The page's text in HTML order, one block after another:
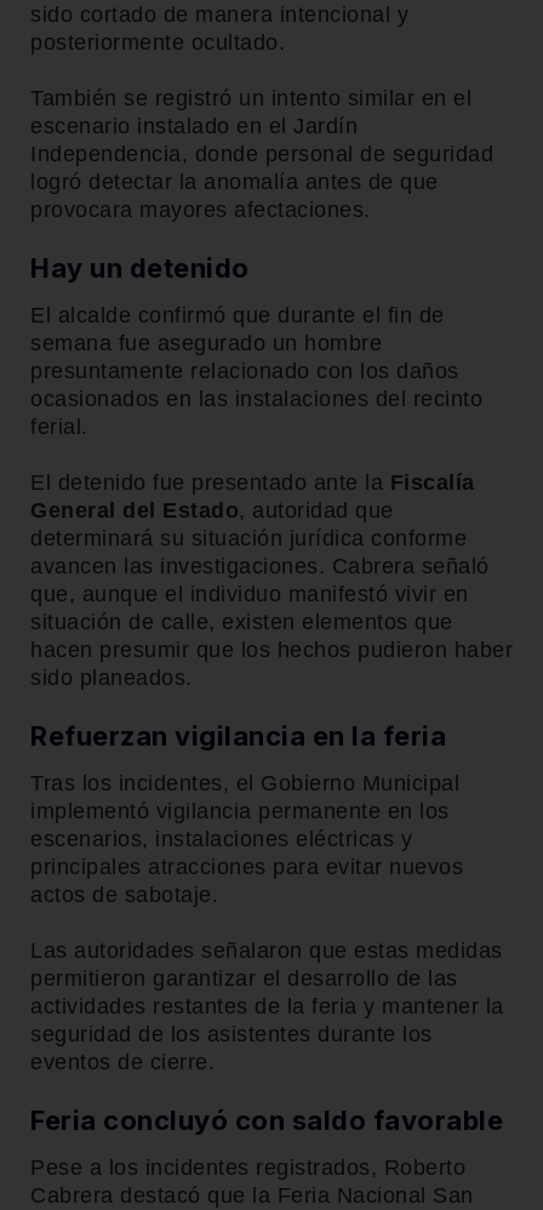
sido cortado de manera intencional y
posteriormente ocultado.
También se registró un intento similar en el
escenario instalado en el Jardín
Independencia, donde personal de seguridad
logró detectar la anomalía antes de que
provocara mayores afectaciones.
Hay un detenido
El alcalde confirmó que durante el fin de
semana fue asegurado un hombre
presuntamente relacionado con los daños
ocasionados en las instalaciones del recinto
ferial.
El detenido fue presentado ante la Fiscalía
General del Estado, autoridad que
determinará su situación jurídica conforme
avancen las investigaciones. Cabrera señaló
que, aunque el individuo manifestó vivir en
situación de calle, existen elementos que
hacen presumir que los hechos pudieron haber
sido planeados.
Refuerzan vigilancia en la feria
Tras los incidentes, el Gobierno Municipal
implementó vigilancia permanente en los
escenarios, instalaciones eléctricas y
principales atracciones para evitar nuevos
actos de sabotaje.
Las autoridades señalaron que estas medidas
permitieron garantizar el desarrollo de las
actividades restantes de la feria y mantener la
seguridad de los asistentes durante los
eventos de cierre.
Feria concluyó con saldo favorable
Pese a los incidentes registrados, Roberto
Cabrera destacó que la Feria Nacional San